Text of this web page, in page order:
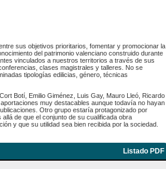
sus objetivos prioritarios, fomentar y promocionar la
del patrimonio valenciano construido durante
vinculados a nuestros territorios a través de sus
clases magistrales y talleres. No se
tipologías edilicias, género, técnicas
Botí, Emilio Giménez, Luis Gay, Mauro Lleó, Ricardo
muy destacables aunque todavía no hayan
Otro grupo estaría protagonizado por
de que el conjunto de su cualificada obra
y que su utilidad sea bien recibida por la sociedad.
Listado PDF